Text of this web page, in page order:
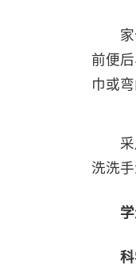
家长
前便
巾或
采用
洗洗